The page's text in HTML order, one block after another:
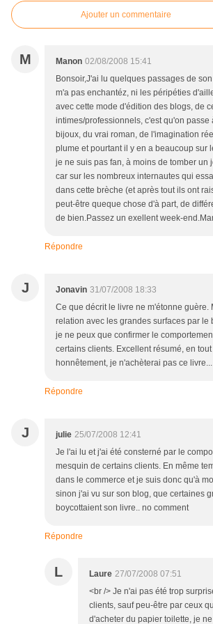
Ajouter un commentaire
M Manon 02/08/2008 15:41
Bonsoir,J'ai lu quelques passages de
m'a pas enchantéz, ni les péripéties
avec cette mode d'édition des blogs, de
intimes/professionnels, c'est qu'on passe
bijoux, du vrai roman, de l'imagination
plume et pourtant il y en a beaucoup sur
je ne suis pas fan, à moins de tomber un
car sur les nombreux internautes qui
dans cette brèche (et après tout ils ont
peut-être queque chose d'à part, de
de bien.Passez un exellent week-
Répondre
J Jonavin 31/07/2008 18:33
Ce que décrit le livre ne m'étonne guère.
relation avec les grandes surfaces par le
je ne peux que confirmer le
certains clients. Excellent résumé, en
honnêtement, je n'achèterai pas ce livre...
Répondre
J julie 25/07/2008 12:41
Je l'ai lu et j'ai été consterné par le
mesquin de certains clients. En même
dans le commerce et je suis donc qu'à
sinon j'ai vu sur son blog, que certaines
boycottaient son livre.. no comment
Répondre
L Laure 27/07/2008 07:51
<br /> Je n'ai pas été trop
clients, sauf peu-être par ceux
d'acheter du papier toilette, je